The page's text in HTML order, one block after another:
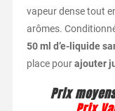
vapeur dense tout
arômes.
50 ml d’e-liquide
place pourajouter
Prix